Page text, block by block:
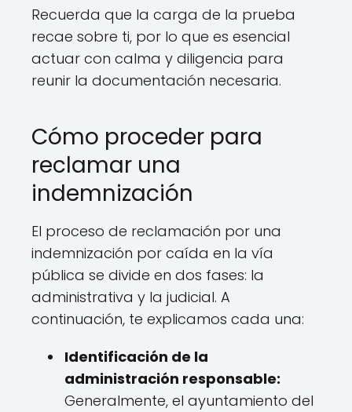
Recuerda que la carga de la prueba
recae sobre ti, por lo que es esencial
actuar con calma y diligencia para
reunir la documentación necesaria.
Cómo proceder para
reclamar una
indemnización
El proceso de reclamación por una
indemnización por caída en la vía
pública se divide en dos fases: la
administrativa y la judicial. A
continuación, te explicamos cada una:
Identificación de la
administración responsable:
Generalmente, el ayuntamiento del